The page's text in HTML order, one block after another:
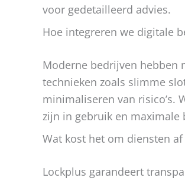
voor gedetailleerd advies.
Hoe integreren we digitale
Moderne bedrijven hebben
technieken zoals slimme
minimaliseren van risico’s.
zijn in gebruik en maximale
Wat kost het om diensten
Lockplus garandeert